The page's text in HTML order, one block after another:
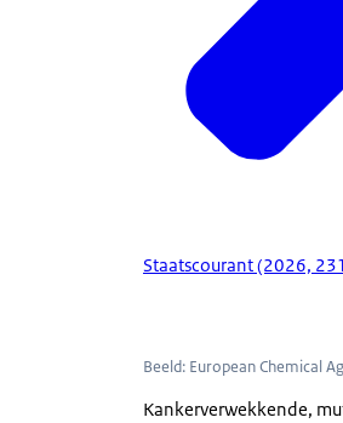
Staatscourant (2026,
Beeld: European Chemical
Kankerverwekkende,